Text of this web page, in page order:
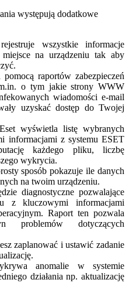
występują dodatkowe
wszystkie informacje
na urządzeniu tak aby
raportów zabezpieczeń
o tym jakie strony WWW
wiadomości e-mail
uzyskać dostęp do Twojej
wyświetla listę wybranych
informacjami z systemu ESET
każdego pliku, liczbę
wykrycia.
sposób pokazuje ile danych
na twoim urządzeniu.
diagnostyczne pozwalające
z kluczowymi informacjami
Raport ten pozwala
problemów dotyczących
zaplanować i ustawić zadanie
anomalie w systemie
działania np. aktualizację